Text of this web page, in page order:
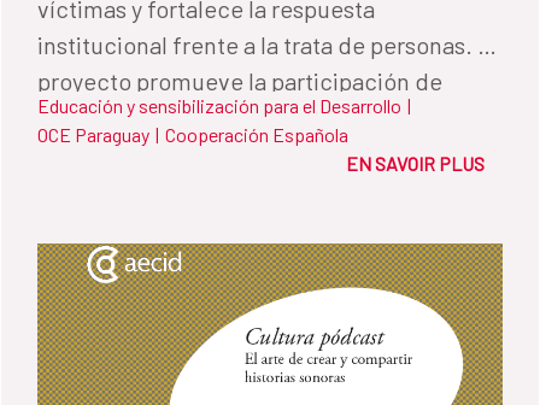
víctimas y fortalece la respuesta
institucional frente a la trata de personas. El
proyecto promueve la participación de
jóvenes como agentes de sensibilización y
contribuye a reforzar las políticas públicas
Educación y sensibilización para el Desarrollo |
OCE Paraguay | Cooperación Española
EN SAVOIR PLUS